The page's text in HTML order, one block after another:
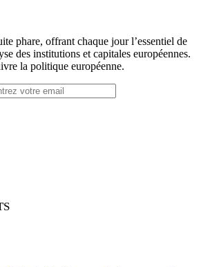
phare, offrant chaque jour l’essentiel de
des institutions et capitales européennes.
la politique européenne.